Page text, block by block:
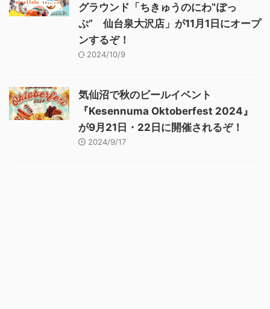
グラウンド「ちきゅうのにわ‟ぽっ
ぷ” 仙台泉大沢店」が11月1日にオープ
ンするぞ！
2024/10/9
気仙沼で秋のビールイベント
『Kesennuma Oktoberfest 2024』
が9月21日・22日に開催されるぞ！
2024/9/17